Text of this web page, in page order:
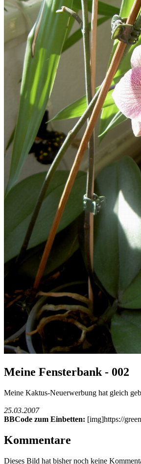
Meine Fensterbank - 002
Meine Kaktus-Neuerwerbung hat gleich
25.03.2007
BBCode zum Einbetten: [img]https://
Kommentare
Dieses Bild hat bisher noch keine